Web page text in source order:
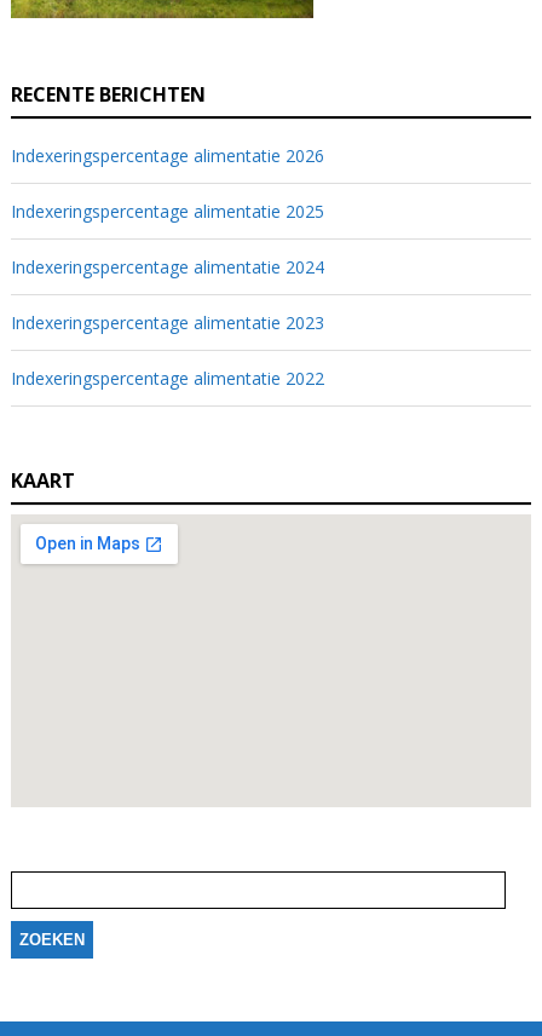
RECENTE BERICHTEN
Indexeringspercentage alimentatie 2026
Indexeringspercentage alimentatie 2025
Indexeringspercentage alimentatie 2024
Indexeringspercentage alimentatie 2023
Indexeringspercentage alimentatie 2022
KAART
naar: